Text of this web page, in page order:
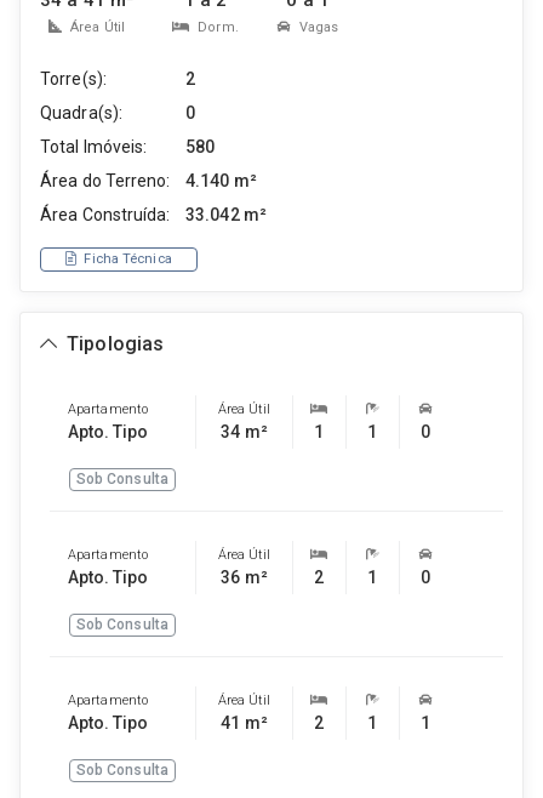
Área Útil Dorm. Vagas
Torre(s):
2
Quadra(s):
0
Total Imóveis:
580
Área do Terreno:
4.140 m²
Área Construída:
33.042 m²
Ficha Técnica
Tipologias
Apartamento
Apto. Tipo
Área Útil
34 m² 1 1 0
Sob Consulta
Apartamento
Apto. Tipo
Área Útil
36 m² 2 1 0
Sob Consulta
Apartamento
Apto. Tipo
Área Útil
41 m² 2 1 1
Sob Consulta